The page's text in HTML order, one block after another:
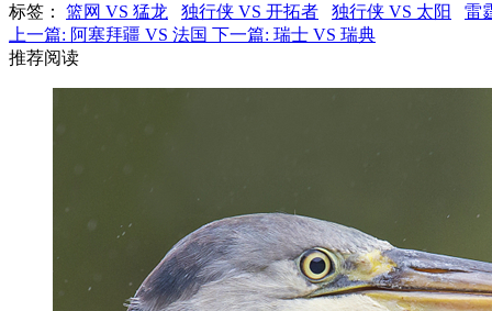
标签 ： 篮网 VS 猛龙 独行侠 VS 开拓者 独行侠 VS 太阳
雷
上一篇: 阿塞拜疆 VS 法国 下一篇: 瑞士 VS 瑞典
推荐阅读